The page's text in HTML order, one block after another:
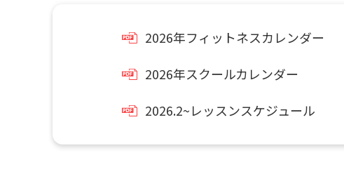
2026年フィットネスカレンダー
2026年スクールカレンダー
2026.2~レッスンスケジュール